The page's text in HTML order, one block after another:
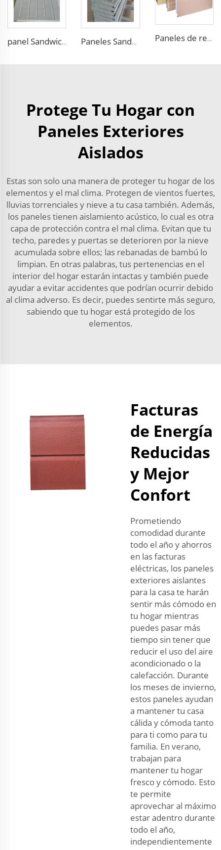
panel Sandwich Aislante de Acero con Núcleo de Poliestireno EPS de 30mm-100mm de Espesor Panel Sandwich de Espuma PU para Techo Paneles Sandwich EPS para Exterior con Paneles de Pared de Metal en Relieve Falso y Fachada Exterior con Excelente Rendimiento Paneles de revestimiento exterior con patrón de madera decorativa para paredes externas de panel sándwich EPS
Protege Tu Hogar con
Paneles Exteriores
Aislados
Estas son solo una manera de proteger tu hogar de los
elementos y el mal clima. Protegen de vientos fuertes,
lluvias torrenciales y nieve a tu casa también. Además,
los paneles tienen aislamiento acústico, lo cual es otra
capa de protección contra el mal clima. Evitan que tu
techo, paredes y puertas se deterioren por la nieve
acumulada sobre ellos; las rebanadas de bambú lo
limpian. En otras palabras, tus pertenencias en el
interior del hogar estarán intactas y también puede
ayudar a evitar accidentes que podrían ocurrir debido
al clima adverso. Es decir, puedes sentirte más seguro,
sabiendo que tu hogar está protegido de los
elementos.
Facturas
de Energía
Reducidas
y Mejor
Confort
Prometiendo
comodidad durante
todo el año y ahorros
en las facturas
eléctricas, los paneles
exteriores aislantes
para la casa te harán
sentir más cómodo en
tu hogar mientras
puedes pasar más
tiempo sin tener que
reducir el uso del aire
acondicionado o la
calefacción. Durante
los meses de invierno,
estos paneles ayudan
a mantener tu casa
cálida y cómoda tanto
para ti como para tu
familia. En verano,
trabajan para
mantener tu hogar
fresco y cómodo. Esto
te permite
aprovechar al máximo
estar adentro durante
todo el año,
independientemente